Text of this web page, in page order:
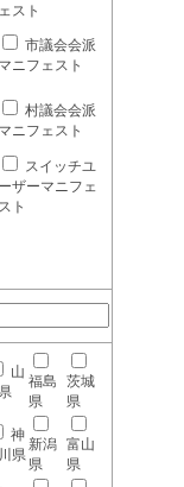
ェスト
市議会会派
マニフェスト
村議会会派
マニフェスト
スイッチユ
ーザーマニフェ
スト
山
福島
県
茨城
県
神
県
新潟
県
富山
県